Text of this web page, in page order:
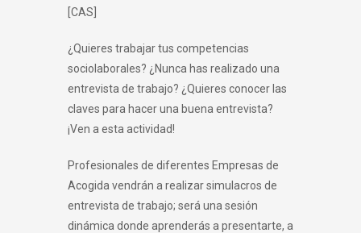
[CAS]
¿Quieres trabajar tus competencias
sociolaborales? ¿Nunca has realizado una
entrevista de trabajo? ¿Quieres conocer las
claves para hacer una buena entrevista?
¡Ven a esta actividad!
Profesionales de diferentes Empresas de
Acogida vendrán a realizar simulacros de
entrevista de trabajo; será una sesión
dinámica donde aprenderás a presentarte, a